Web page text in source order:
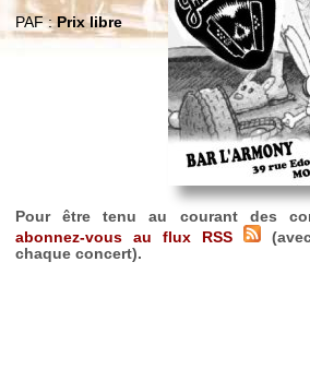
PAF :Prix libre
Pour être tenu au courant des
abonnez-vous au flux RSS
chaque concert).